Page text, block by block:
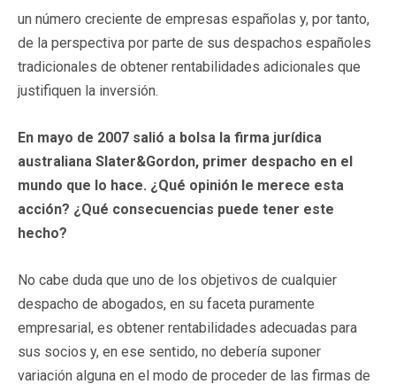
un número creciente de empresas españolas y, por tanto,
de la perspectiva por parte de sus despachos españoles
tradicionales de obtener rentabilidades adicionales que
justifiquen la inversión.
En mayo de 2007 salió a bolsa la firma jurídica
australiana Slater&Gordon, primer despacho en el
mundo que lo hace. ¿Qué opinión le merece esta
acción? ¿Qué consecuencias puede tener este
hecho?
No cabe duda que uno de los objetivos de cualquier
despacho de abogados, en su faceta puramente
empresarial, es obtener rentabilidades adecuadas para
sus socios y, en ese sentido, no debería suponer
variación alguna en el modo de proceder de las firmas de